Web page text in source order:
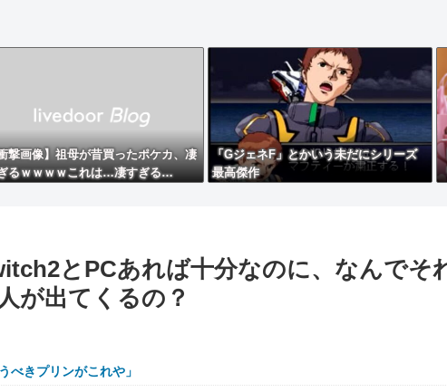
撃画像】祖母が昔買ったポケカ、凄
るｗｗｗｗこれは…凄すぎる…
「GジェネF」とかいう未だにシリーズ
最高傑作
とPCあれば十分なのに、なんでそ
が出てくるの？
べきプリンがこれや」